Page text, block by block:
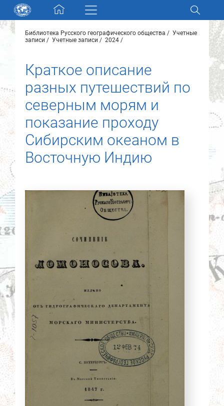
Skip navigation
Разделы и коллекции
Электронный каталог
Новости
О нас
Контакты
Партнеры
Найти
Библиотека Русского географического общества
Учетные
записи
Учетные записи 2024
Краткое описание
разных путешествий по
северным морям и
показание проходу
Сибирским океаном в
Восточную Индию